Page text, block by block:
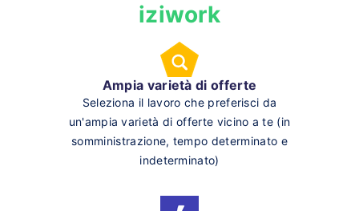
iziwork
Ampia varietà di offerte
Seleziona il lavoro che preferisci da
un'ampia varietà di offerte vicino a te (in
somministrazione, tempo determinato e
indeterminato)